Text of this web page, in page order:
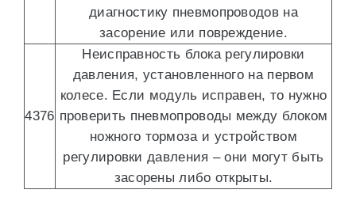
диагностику пневмопроводов на
засорение или повреждение.
4376
Неисправность блока регулировки
давления, установленного на первом
колесе. Если модуль исправен, то нужно
проверить пневмопроводы между блоком
ножного тормоза и устройством
регулировки давления – они могут быть
засорены либо открыты.